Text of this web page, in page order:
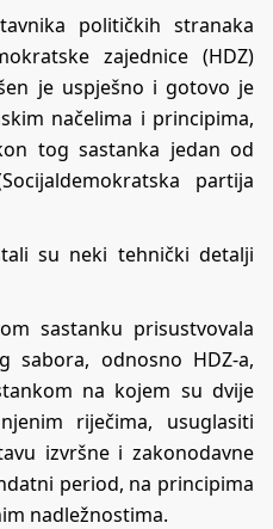
političkih stranaka
zajednice (HDZ)
je uspješno i gotovo je
načelima i principima,
tog sastanka jedan od
partija
su neki tehnički detalji
sastanku prisustvovala
sabora, odnosno HDZ-a,
na kojem su dvije
riječima, usuglasiti
izvršne i zakonodavne
period, na principima
nadležnostima.